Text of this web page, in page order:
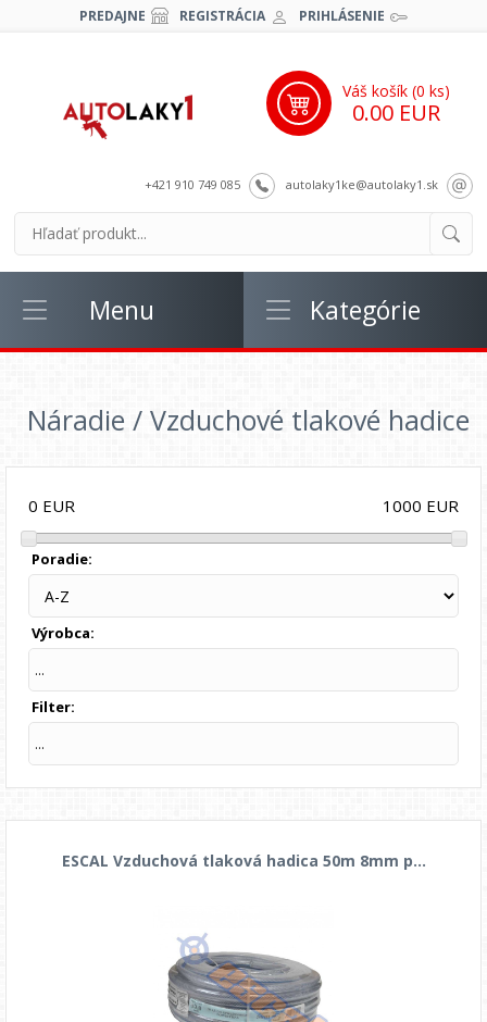
PREDAJNE REGISTRÁCIA PRIHLÁSENIE
+421 910 749 085 autolaky1ke@autolaky1.sk
Váš košík (0 ks)
0.00 EUR
Menu Kategórie
Náradie / Vzduchové tlakové hadice
0 EUR 1000 EUR
Poradie:
Výrobca:
...
Filter:
...
ESCAL Vzduchová tlaková hadica 50m 8mm p...